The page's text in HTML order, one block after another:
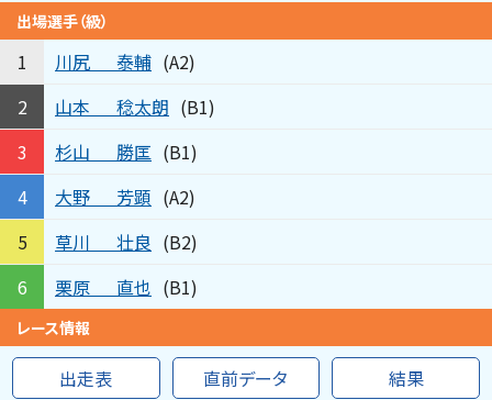
出場選手（級）
1 川尻 泰輔 (A2)
2
山本 稔太朗 (B1)
3
杉山 勝匡 (B1)
4
大野 芳顕 (A2)
5
草川 壮良 (B2)
6
栗原 直也 (B1)
レース情報
出走表 直前データ 結果